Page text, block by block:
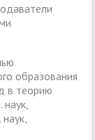
образования
в теорию